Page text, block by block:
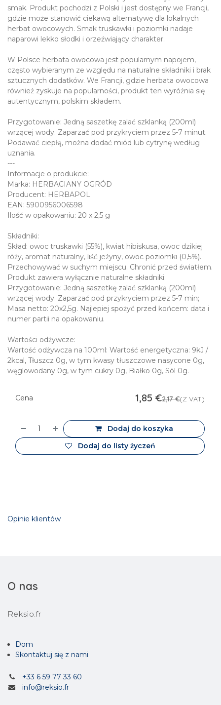
smak. Produkt pochodzi z Polski i jest dostępny we Francji,
gdzie może stanowić ciekawą alternatywę dla lokalnych
herbat owocowych. Smak truskawki i poziomki nadaje
naparowi lekko słodki i orzeźwiający charakter.
W Polsce herbata owocowa jest popularnym napojem,
często wybieranym ze względu na naturalne składniki i brak
sztucznych dodatków. We Francji, gdzie herbata owocowa
również zyskuje na popularności, produkt ten wyróżnia się
autentycznym, polskim składem.
Przygotowanie: Jedną saszetkę zalać szklanką (200ml)
wrzącej wody. Zaparzać pod przykryciem przez 5-7 minut.
Podawać ciepłą, można dodać miód lub cytrynę według
uznania.
---
Informacje o produkcie:
Marka: HERBACIANY OGRÓD
Producent: HERBAPOL
EAN: 5900956006598
Ilość w opakowaniu: 20 x 2,5 g
Składniki:
Skład: owoc truskawki (55%), kwiat hibiskusa, owoc dzikiej
róży, aromat naturalny, liść jeżyny, owoc poziomki (0,5%).
Przechowywać w suchym miejscu. Chronić przed światłem.
Produkt zawiera wyłącznie naturalne składniki;
Przygotowanie: Jedną saszetkę zalać szklanką (200ml)
wrzącej wody. Zaparzać pod przykryciem przez 5-7 min;
Masa netto: 20x2,5g. Najlepiej spożyć przed końcem: data i
numer partii na opakowaniu.
Wartości odżywcze:
Wartość odżywcza na 100ml: Wartość energetyczna: 9kJ /
2kcal, Tłuszcz 0g, w tym kwasy tłuszczowe nasycone 0g,
węglowodany 0g, w tym cukry 0g, Białko 0g, Sól 0g.
Dodaj do koszyka
Dodaj do listy życzeń
Cena 1,85 €2,17€(Z VAT)
Opinie klientów
O nas
Reksio.fr
Dom
Skontaktuj się z nami
+33 6 59 77 33 60
info@reksio.fr